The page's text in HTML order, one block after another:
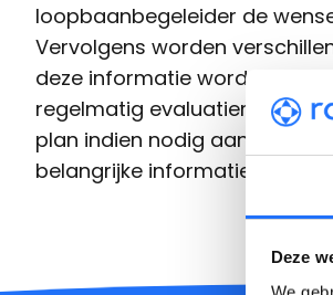
Deze
loopbaanbegeleider de
Vervolgens worden
deze informatie wordt een
regelmatig
plan indien nodig aan te
belangrijke informatie kan je